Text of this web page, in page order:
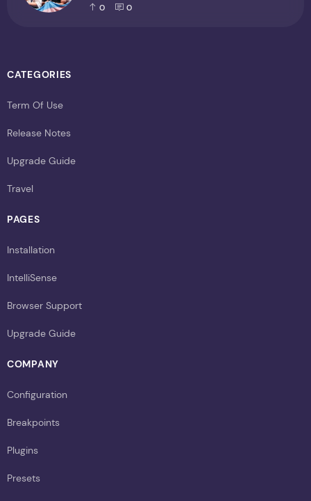
cenário cultural
0 0
CATEGORIES
Term Of Use
Release Notes
Upgrade Guide
Travel
PAGES
Installation
IntelliSense
Browser Support
Upgrade Guide
COMPANY
Configuration
Breakpoints
Plugins
Presets